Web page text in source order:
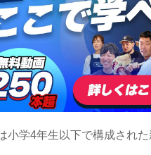
小学4年生以下で構成され